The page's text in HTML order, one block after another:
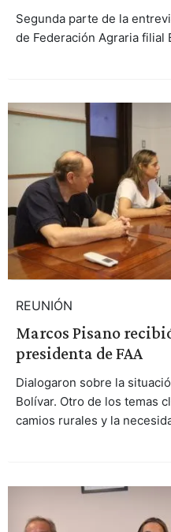
Segunda parte de la
de Federación Agraria filial
REUNIÓN
Marcos Pisano
presidenta de FAA
Dialogaron sobre la
Bolívar. Otro de los temas
camios rurales y la